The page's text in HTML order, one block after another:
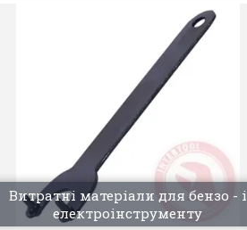
Витратні матеріали для бензо - і
електроінструменту